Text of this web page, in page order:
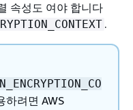
속성도 여야 합니다
.
하려면 AWS